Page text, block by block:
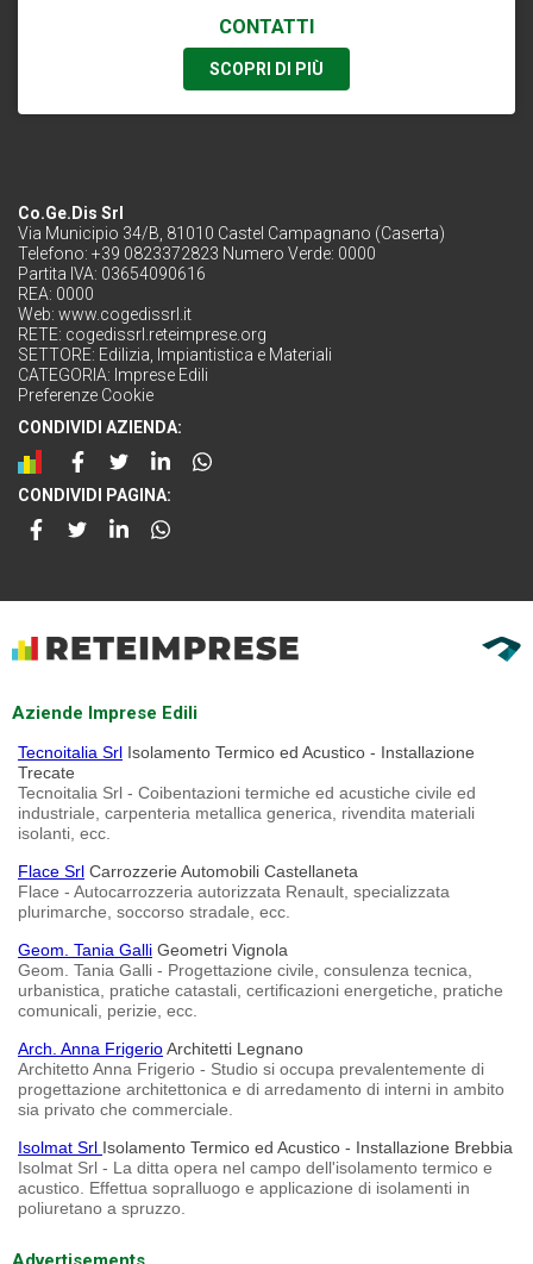
CONTATTI
SCOPRI DI PIÙ
Co.Ge.Dis Srl
Via Municipio 34/B, 81010 Castel Campagnano (Caserta)
Telefono: +39 0823372823 Numero Verde: 0000
Partita IVA: 03654090616
REA: 0000
Web: www.cogedissrl.it
RETE: cogedissrl.reteimprese.org
SETTORE: Edilizia, Impiantistica e Materiali
CATEGORIA: Imprese Edili
Preferenze Cookie
CONDIVIDI AZIENDA:
CONDIVIDI PAGINA:
Aziende Imprese Edili
Tecnoitalia Srl Isolamento Termico ed Acustico - Installazione
Trecate
Tecnoitalia Srl - Coibentazioni termiche ed acustiche civile ed
industriale, carpenteria metallica generica, rivendita materiali
isolanti, ecc.
Flace Srl Carrozzerie Automobili Castellaneta
Flace - Autocarrozzeria autorizzata Renault, specializzata
plurimarche, soccorso stradale, ecc.
Geom. Tania Galli Geometri Vignola
Geom. Tania Galli - Progettazione civile, consulenza tecnica,
urbanistica, pratiche catastali, certificazioni energetiche, pratiche
comunicali, perizie, ecc.
Arch. Anna FrigerioArchitetti Legnano
Architetto Anna Frigerio - Studio si occupa prevalentemente di
progettazione architettonica e di arredamento di interni in ambito
sia privato che commerciale.
Isolmat Srl Isolamento Termico ed Acustico - Installazione Brebbia
Isolmat Srl - La ditta opera nel campo dell'isolamento termico e
acustico. Effettua sopralluogo e applicazione di isolamenti in
poliuretano a spruzzo.